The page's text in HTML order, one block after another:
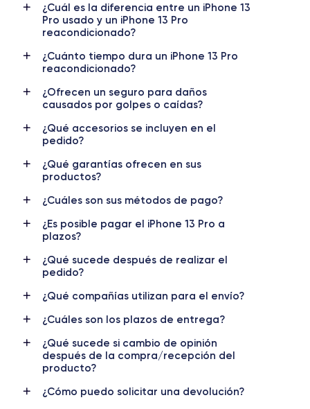
Lanzamiento
14/09/2021
Sist. operativo
iOS (iOS 26)
Dimensiones
146.7×71.5×7.65 mm
Peso
Pantalla
OLED 6.1 pulgadas
Resol. pantalla
2532 x 1170 píxeles
Nombre CPU
Apple A15 Bionic 6
Nombre GPU
5 Core GPU
Frec. procesador
Cámara
Resolución vídeo Carga rápida
Batería
3125 mAh
Doble SIM
¿Cuál es la diferencia entre un iPhone 13
Pro usado y un iPhone 13 Pro
reacondicionado?
¿Cuánto tiempo dura un iPhone 13 Pro
reacondicionado?
¿Ofrecen un seguro para daños
causados por golpes o caídas?
¿Qué accesorios se incluyen en el
pedido?
¿Qué garantías ofrecen en sus
productos?
¿Cuáles son sus métodos de pago?
¿Es posible pagar el iPhone 13 Pro a
plazos?
¿Qué sucede después de realizar el
pedido?
¿Qué compañías utilizan para el envío?
¿Cuáles son los plazos de entrega?
¿Qué sucede si cambio de opinión
después de la compra/recepción del
producto?
¿Cómo puedo solicitar una devolución?